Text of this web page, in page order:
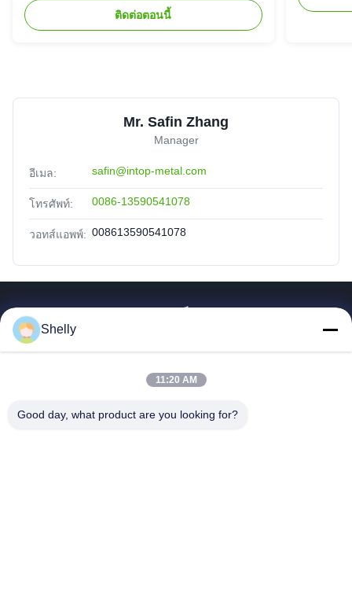
ติดต่อตอนนี้
Mr. Safin Zhang
Manager
อีเมล: safin@intop-metal.com
โทรศัพท์: 0086-13590541078
วอทส์แอพพ์: 008613590541078
ผลิตภัณฑ์
ทัวร์โรงงาน
Shelly
11:20 AM
Good day, what product are you looking for?